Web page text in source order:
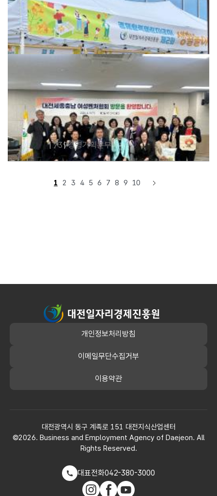
대전시 산하기관장 간담회 개최
2026-05-19633경영기획본부
경제활력챌린지(3차) 생활놀이터 상생 플리마켓
2026-05-19526경영기획본부
대전세종충남여성벤처협회 간담회 개최
2026-04-24739경영기획본부
1 2 3 4 5 6 7 8 9 10
대전일자리경제진흥원
개인정보처리방침
이메일무단수집거부
이용약관
대전광역시 동구 계족로 151 대전지식산업센터
©2026. Business and Employment Agency of Daejeon. All
Rights Reserved.
대표전화042-380-3000
인스타그램
페이스북
유튜브